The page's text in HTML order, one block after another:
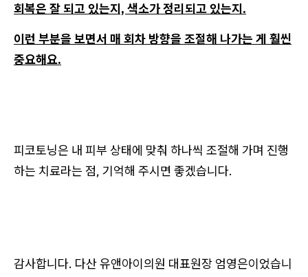
회복은 잘 되고 있는지, 색소가 정리되고 있는지.
이런 부분을 보면서 매 회차 방향을 조절해 나가는 게 훨씬
중요해요.
피코토닝은 내 피부 상태에 맞춰 하나씩 조절해 가며 진행
하는 치료라는 점, 기억해 주시면 좋겠습니다.
감사합니다. 다산 유앤아이의원 대표원장 엄영은이었습니